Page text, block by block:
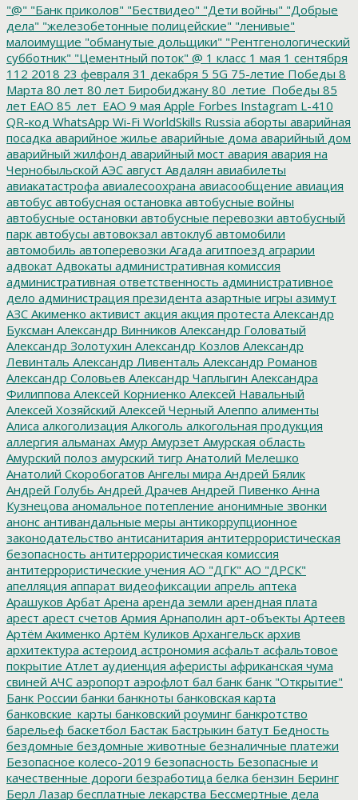
"@" "Банк приколов" "Бествидео" "Дети войны" "Добрые
дела" "железобетонные полицейские" "ленивые"
малоимущие "обманутые дольщики" "Рентгенологический
субботник" "Цементный поток" @ 1 класс 1 мая 1 сентября
112 2018 23 февраля 31 декабря 5 5G 75-летие Победы 8
Марта 80 лет 80 лет Биробиджану 80_летие_Победы 85
лет ЕАО 85_лет_ЕАО 9 мая Apple Forbes Instagram L-410
QR-код WhatsApp Wi-Fi WorldSkills Russia аборты аварийная
посадка аварийное жилье аварийные дома аварийный дом
аварийный жилфонд аварийный мост авария авария на
Чернобыльской АЭС август Авдалян авиабилеты
авиакатастрофа авиалесоохрана авиасообщение авиация
автобус автобусная остановка автобусные войны
автобусные остановки автобусные перевозки автобусный
парк автобусы автовокзал автоклуб автомобили
автомобиль автоперевозки Агада агитпоезд аграрии
адвокат Адвокаты административная комиссия
административная ответственность административное
дело администрация президента азартные игры азимут
АЗС Акименко активист акция акция протеста Александр
Буксман Александр Винников Александр Головатый
Александр Золотухин Александр Козлов Александр
Левинталь Александр Ливенталь Александр Романов
Александр Соловьев Александр Чаплыгин Александра
Филиппова Алексей Корниенко Алексей Навальный
Алексей Хозяйский Алексей Черный Алеппо алименты
Алиса алкоголизация Алкоголь алкогольная продукция
аллергия альманах Амур Амурзет Амурская область
Амурский полоз амурский тигр Анатолий Мелешко
Анатолий Скоробогатов Ангелы мира Андрей Бялик
Андрей Голубь Андрей Драчев Андрей Пивенко Анна
Кузнецова аномальное потепление анонимные звонки
анонс антивандальные меры антикоррупционное
законодательство антисанитария антитеррористическая
безопасность антитеррористическая комиссия
антитеррористические учения АО "ДГК" АО "ДРСК"
апелляция аппарат видеофиксации апрель аптека
Арашуков Арбат Арена аренда земли арендная плата
арест арест счетов Армия Арнаполин арт-объекты Артеев
Артём Акименко Артём Куликов Архангельск архив
архитектура астероид астрономия асфальт асфальтовое
покрытие Атлет аудиенция аферисты африканская чума
свиней АЧС аэропорт аэрофлот бал банк банк "Открытие"
Банк России банки банкноты банковская карта
банковские_карты банковский роуминг банкротство
барельеф баскетбол Бастак Бастрыкин батут Бедность
бездомные бездомные животные безналичные платежи
Безопасное колесо-2019 безопасность Безопасные и
качественные дороги безработица белка бензин Беринг
Берл Лазар бесплатные лекарства Бессмертные дела